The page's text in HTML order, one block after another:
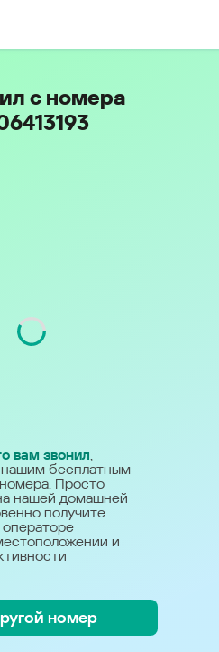
с номера
вам звонил,
нашим бесплатным
Просто
нашей домашней
получите
и
номер